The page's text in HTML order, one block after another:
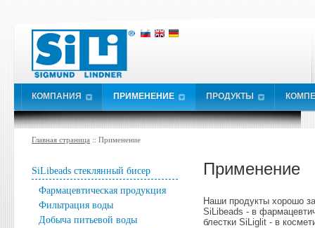
КОМПАНИЯ ПРИМЕНЕНИЕ ПРОДУКТЫ
Главная страница :: Применение
SiLibeads стеклянный бисер
Фармацевтическая продукция
Фильтрация воды
Добыча питьевой воды
Применение
Наши продукты хорошо
SiLibeads - в
блестки SiLiglit - в